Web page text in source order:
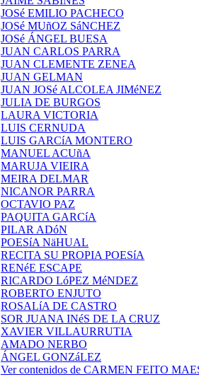
JOSé EMILIO PACHECO
JOSé MUñOZ SáNCHEZ
JOSé ÁNGEL BUESA
JUAN CARLOS PARRA
JUAN CLEMENTE ZENEA
JUAN GELMAN
JUAN JOSé ALCOLEA JIMéNEZ
JULIA DE BURGOS
LAURA VICTORIA
LUIS CERNUDA
LUIS GARCíA MONTERO
MANUEL ACUñA
MARUJA VIEIRA
MEIRA DELMAR
NICANOR PARRA
OCTAVIO PAZ
PAQUITA GARCíA
PILAR ADóN
POESíA NäHUAL
RECITA SU PROPIA POESíA
RENéE ESCAPE
RICARDO LóPEZ MéNDEZ
ROBERTO ENJUTO
ROSALíA DE CASTRO
SOR JUANA INéS DE LA CRUZ
XAVIER VILLAURRUTIA
AMADO NERBO
ÁNGEL GONZáLEZ
Ver contenidos de CARMEN FEITO